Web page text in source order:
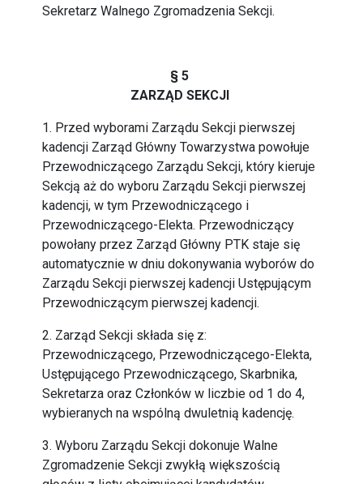
Sekretarz Walnego Zgromadzenia Sekcji.
§ 5
ZARZĄD SEKCJI
1. Przed wyborami Zarządu Sekcji pierwszej
kadencji Zarząd Główny Towarzystwa powołuje
Przewodniczącego Zarządu Sekcji, który kieruje
Sekcją aż do wyboru Zarządu Sekcji pierwszej
kadencji, w tym Przewodniczącego i
Przewodniczącego-Elekta. Przewodniczący
powołany przez Zarząd Główny PTK staje się
automatycznie w dniu dokonywania wyborów do
Zarządu Sekcji pierwszej kadencji Ustępującym
Przewodniczącym pierwszej kadencji.
2. Zarząd Sekcji składa się z:
Przewodniczącego, Przewodniczącego-Elekta,
Ustępującego Przewodniczącego, Skarbnika,
Sekretarza oraz Członków w liczbie od 1 do 4,
wybieranych na wspólną dwuletnią kadencję.
3. Wyboru Zarządu Sekcji dokonuje Walne
Zgromadzenie Sekcji zwykłą większością